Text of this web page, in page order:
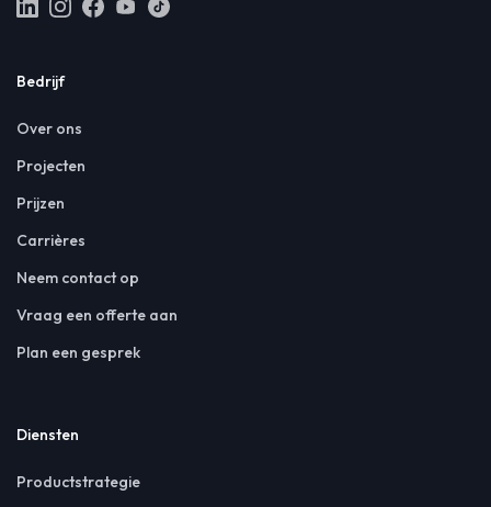
Bedrijf
Over ons
Projecten
Prijzen
Carrières
Neem contact op
Vraag een offerte aan
Plan een gesprek
Diensten
Productstrategie